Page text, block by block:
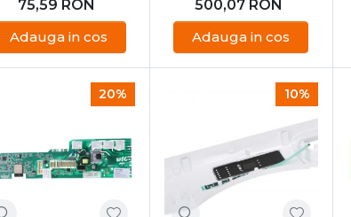
75,59 RON
Adauga in cos
500,07 RON
Adauga in cos
20% 10%